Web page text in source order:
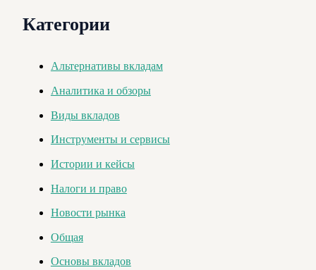
Категории
Альтернативы вкладам
Аналитика и обзоры
Виды вкладов
Инструменты и сервисы
Истории и кейсы
Налоги и право
Новости рынка
Общая
Основы вкладов